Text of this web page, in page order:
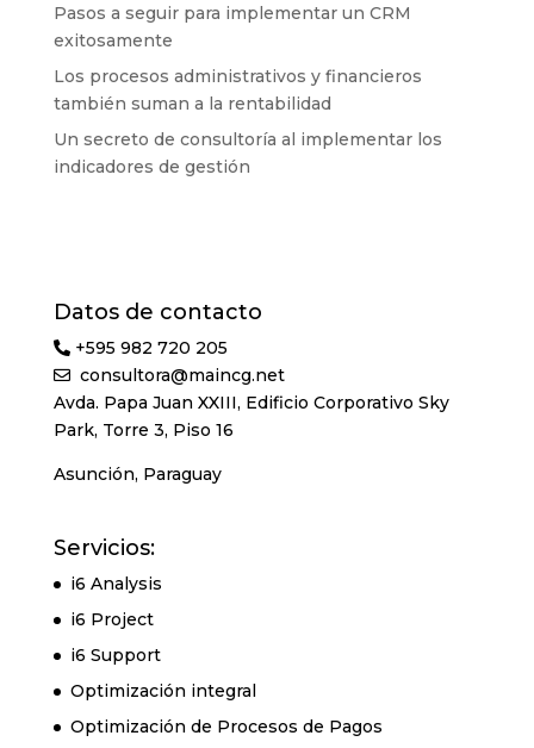
Pasos a seguir para implementar un CRM
exitosamente
Los procesos administrativos y financieros
también suman a la rentabilidad
Un secreto de consultoría al implementar los
indicadores de gestión
Datos de contacto
+595 982 720 205
consultora@maincg.net
Avda. Papa Juan XXIII, Edificio Corporativo Sky
Park, Torre 3, Piso 16
Asunción, Paraguay
Servicios:
i6 Analysis
i6 Project
i6 Support
Optimización integral
Optimización de Procesos de Pagos